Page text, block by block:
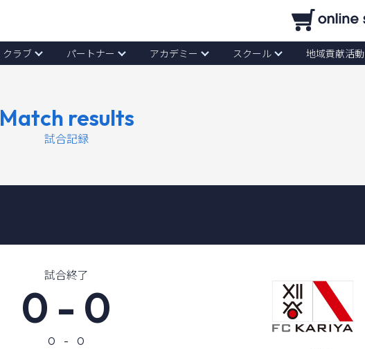
クラブ パートナー アカデミー スクール 地域貢献活動
Match results
試合記録
試合終了
0 - 0
0 -
0